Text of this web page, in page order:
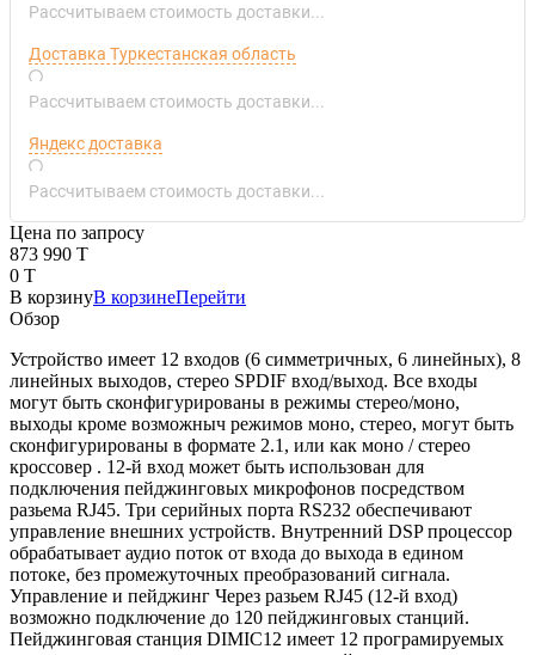
Рассчитываем стоимость доставки...
Доставка Туркестанская область
Рассчитываем стоимость доставки...
Яндекс доставка
Рассчитываем стоимость доставки...
Цена по запросу
873 990 T
0 T
В корзинуВ корзинеПерейти
Обзор
Устройство имеет 12 входов (6 симметричных, 6 линейных), 8
линейных выходов, стерео SPDIF вход/выход. Все входы
могут быть сконфигурированы в режимы стерео/моно,
выходы кроме возможныч режимов моно, стерео, могут быть
сконфигурированы в формате 2.1, или как моно / стерео
кроссовер . 12-й вход может быть использован для
подключения пейджинговых микрофонов посредством
разьема RJ45. Три серийных порта RS232 обеспечивают
управление внешних устройств. Внутренний DSP процессор
обрабатывает аудио поток от входа до выхода в едином
потоке, без промежуточных преобразований сигнала.
Управление и пейджинг Через разьем RJ45 (12-й вход)
возможно подключение до 120 пейджинговых станций.
Пейджинговая станция DIMIC12 имеет 12 програмируемых